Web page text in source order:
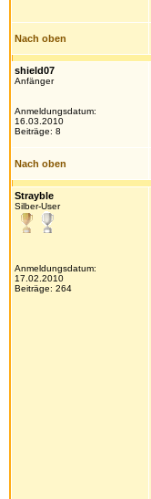
Nach oben
shield07
Anfänger
Anmeldungsdatum:
16.03.2010
Beiträge: 8
Nach oben
Strayble
Silber-User
Anmeldungsdatum:
17.02.2010
Beiträge: 264